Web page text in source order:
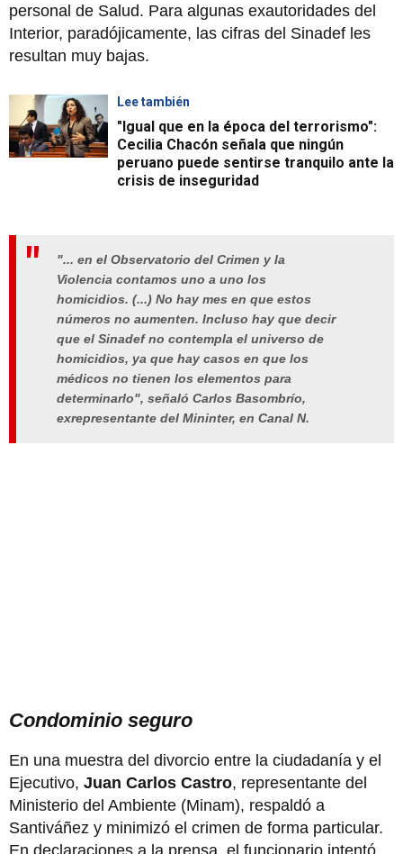
personal de Salud. Para algunas exautoridades del
Interior, paradójicamente, las cifras del Sinadef les
resultan muy bajas.
Lee también
"Igual que en la época del terrorismo":
Cecilia Chacón señala que ningún
peruano puede sentirse tranquilo ante la
crisis de inseguridad
"... en el Observatorio del Crimen y la
Violencia contamos uno a uno los
homicidios. (...) No hay mes en que estos
números no aumenten. Incluso hay que decir
que el Sinadef no contempla el universo de
homicidios, ya que hay casos en que los
médicos no tienen los elementos para
determinarlo", señaló Carlos Basombrío,
exrepresentante del Mininter, en Canal N.
Condominio seguro
En una muestra del divorcio entre la ciudadanía y el
Ejecutivo, Juan Carlos Castro, representante del
Ministerio del Ambiente (Minam), respaldó a
Santiváñez y minimizó el crimen de forma particular.